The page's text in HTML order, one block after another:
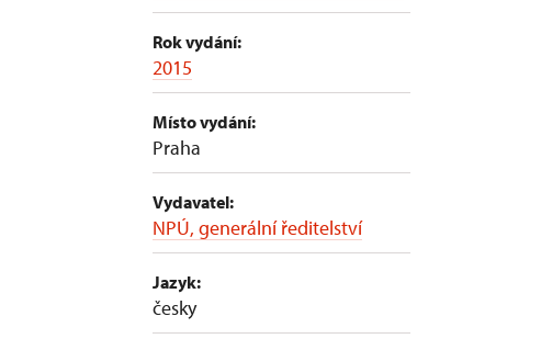
Rok vydání:
2015
Místo vydání:
Praha
Vydavatel:
NPÚ, generální ředitelství
Jazyk:
česky